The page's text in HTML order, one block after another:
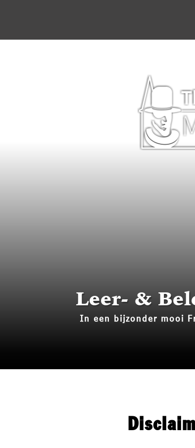
Stichting &
Dineren &
Programmering
Contact
Leer- &
In een bijzonder mooi